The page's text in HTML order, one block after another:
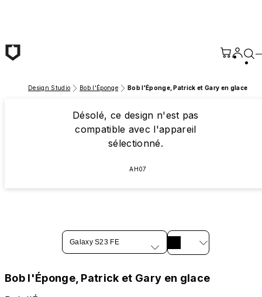
Design Studio Bob l'Éponge Bob l'Éponge, Patrick et Gary en glace
Désolé, ce design n'est pas
compatible avec l'appareil
sélectionné.
AH07
Galaxy S23 FE
Bob l'Éponge, Patrick et Gary en glace